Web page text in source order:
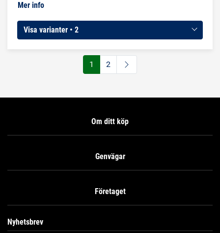
blandbarhet med hydroklorfluorkolväten (R22). Detta gör att
temperaturer, ner till -60°C. Under vissa omständigheter kan
de även användas i kompressorer där ammoniak fungerar
Mer info
Visa varianter • 2
1 2
Om ditt köp
Genvägar
Företaget
Nyhetsbrev